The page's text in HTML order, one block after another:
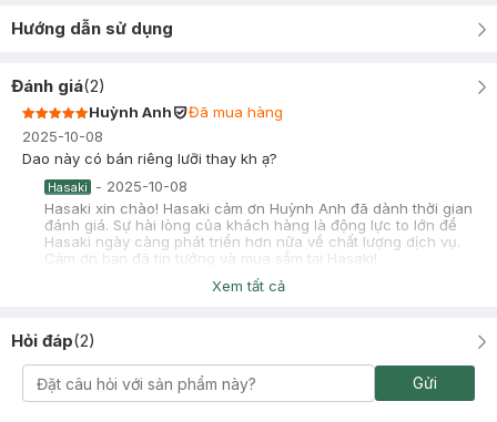
Hướng dẫn sử dụng
Đánh giá(2)
Huỳnh Anh
Đã mua hàng
2025-10-08
Dao này có bán riêng lưỡi thay kh ạ?
Hasaki - 2025-10-08
Hasaki xin chào! Hasaki cảm ơn Huỳnh Anh đã dành thời gian
đánh giá. Sự hài lòng của khách hàng là động lực to lớn để
Hasaki ngày càng phát triển hơn nữa về chất lượng dịch vụ.
Cảm ơn bạn đã tin tưởng và mua sắm tại Hasaki!
Đã mua hàng
Dao cạo hơi khó, chắc do vì giảm ma sát nên cạo kh quá sát
Hasaki -2025-10-06
Hasaki xin chào! Hasaki cảm ơn Tú Anh đã dành thời gian
Xem tất cả
Hỏi đáp(2)
Gửi